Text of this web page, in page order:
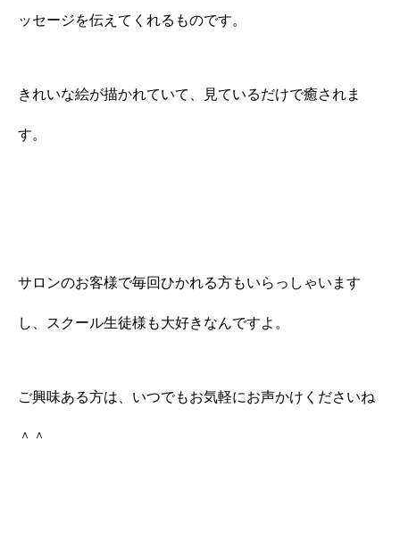
ッセージを伝えてくれるものです。
きれいな絵が描かれていて、見ているだけで癒されま
す。
サロンのお客様で毎回ひかれる方もいらっしゃいます
し、スクール生徒様も大好きなんですよ。
ご興味ある方は、いつでもお気軽にお声かけくださいね
＾＾